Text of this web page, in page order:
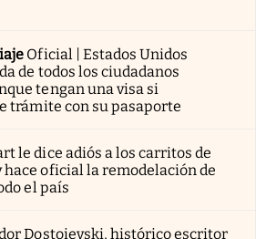
Oficial | Estados Unidos
de todos los ciudadanos
tengan una visa si
trámite con su pasaporte
le dice adiós a los carritos de
hace oficial la remodelación de
el país
Dostoievski, histórico escritor